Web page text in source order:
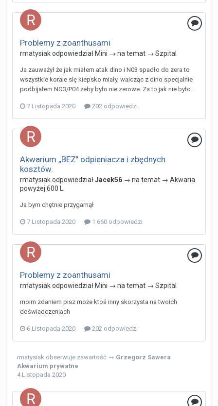
Problemy z zoanthusami
rmatysiakodpowiedziałMini → na temat → Szpital
Ja zauważył że jak miałem atak dino i N03 spadło do zera to
wszystkie korale się kiepsko miały, walcząc z dino specjalnie
podbijałem NO3/P04 żeby było nie zerowe. Za to jak nie było...
7 Listopada 2020 202 odpowiedzi
Akwarium „BEZ" odpieniacza i zbędnych
kosztów.
rmatysiakodpowiedziałJacek56 → na temat → Akwaria
powyżej 600 L
Ja bym chętnie przygarnął
7 Listopada 2020 1 660 odpowiedzi
Problemy z zoanthusami
rmatysiakodpowiedziałMini → na temat → Szpital
moim zdaniem pisz może ktoś inny skorzysta na twoich
doświadczeniach
6 Listopada 2020 202 odpowiedzi
rmatysiak obserwuje zawartość → Grzegorz Sawera
Akwarium prywatne
4 Listopada 2020